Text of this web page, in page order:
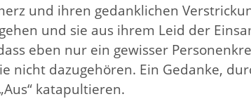
und ihren gedanklichen
und sie aus ihrem Leid der
eben nur ein gewisser
nicht dazugehören. Ein Gedanke,
katapultieren.